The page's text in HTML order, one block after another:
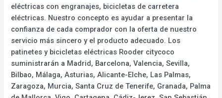
eléctricas con engranajes, bicicletas de carretera
eléctricas. Nuestro concepto es ayudar a presentar la
confianza de cada comprador con la oferta de nuestro
servicio más sincero y el producto adecuado. Los
patinetes y bicicletas eléctricas Rooder citycoco
suministrarán a Madrid, Barcelona, Valencia, Sevilla,
Bilbao, Málaga, Asturias, Alicante-Elche, Las Palmas,
Zaragoza, Murcia, Santa Cruz de Tenerife, Granada, Palma